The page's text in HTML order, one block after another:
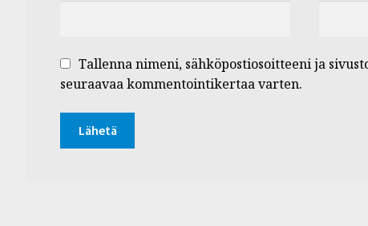
Tallenna nimeni, sähköpostiosoitteeni ja
seuraavaa kommentointikertaa varten.